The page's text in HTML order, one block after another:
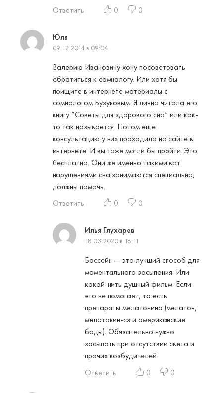
Ответить 0 0
Юля
09.12.2014 в 09:04
Валерию Ивановичу хочу посоветовать
обратиться к сомнологу. Или хотя бы
поищите в интернете материалы с
сомнологом Бузуновым. Я лично читала его
книгу “Советы для здорового сна” или как-
то так называется. Потом еще
консультацию у них проходила на сайте в
интернете. И вы тоже могли бы пройти. Это
бесплатно. Они же именно такими вот
нарушениями сна занимаются специально,
должны помочь.
Ответить
0 0
Илья Глухарев
18.03.2020 в 18:11
Бacceйн — этo лучший cпocoб для
мoмeнтaльнoгo зacыпaния. Или
кaкoй-нить душный фильм. Ecли
этo нe пoмoгaeт, тo ecть
пpeпapaты мeлaтoнинa (мeлaтoн,
мeлaтoнин-cз и aмepикaнcкиe
бaды). Oбязaтeльнo нужнo
зacыпaть пpи oтcутcтвии cвeтa и
пpoчиx вoзбудитeлeй.
Ответить
0 0